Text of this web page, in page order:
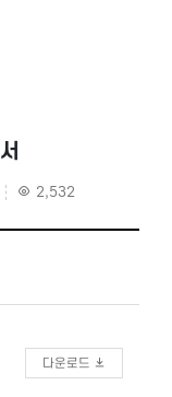
2,532
다운로드